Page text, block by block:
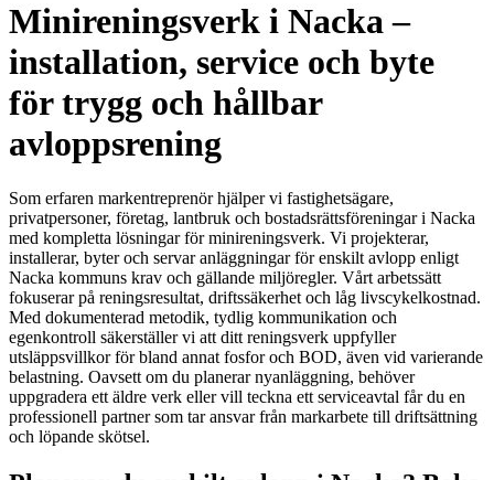
Minireningsverk i Nacka –
installation, service och byte
för trygg och hållbar
avloppsrening
Som erfaren markentreprenör hjälper vi fastighetsägare,
privatpersoner, företag, lantbruk och bostadsrättsföreningar i Nacka
med kompletta lösningar för minireningsverk. Vi projekterar,
installerar, byter och servar anläggningar för enskilt avlopp enligt
Nacka kommuns krav och gällande miljöregler. Vårt arbetssätt
fokuserar på reningsresultat, driftssäkerhet och låg livscykelkostnad.
Med dokumenterad metodik, tydlig kommunikation och
egenkontroll säkerställer vi att ditt reningsverk uppfyller
utsläppsvillkor för bland annat fosfor och BOD, även vid varierande
belastning. Oavsett om du planerar nyanläggning, behöver
uppgradera ett äldre verk eller vill teckna ett serviceavtal får du en
professionell partner som tar ansvar från markarbete till driftsättning
och löpande skötsel.